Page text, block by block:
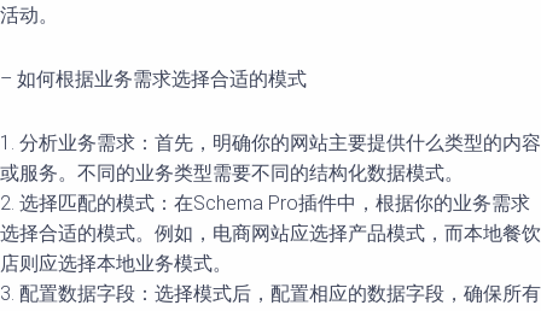
活动。
– 如何根据业务需求选择合适的模式
1. 分析业务需求：首先，明确你的网站主要提供什么类型的内容
或服务。不同的业务类型需要不同的结构化数据模式。
2. 选择匹配的模式：在Schema Pro插件中，根据你的业务需求
选择合适的模式。例如，电商网站应选择产品模式，而本地餐饮
店则应选择本地业务模式。
3. 配置数据字段：选择模式后，配置相应的数据字段，确保所有